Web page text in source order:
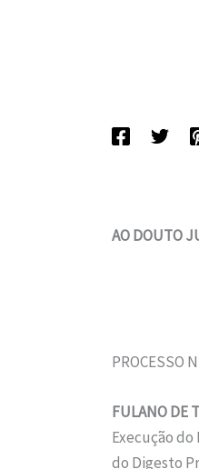
AO DOUTO
PROCESSO
FULANO DE
Execução
do Digesto